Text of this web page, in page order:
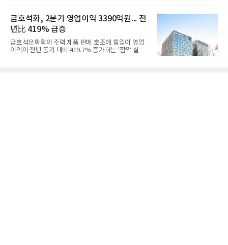
우호적인 환율 효과
라 투자에 나서는 것과 달리, 카카오는 ‘카카오톡’이
라는 플랫폼 경쟁력을 활용한 AI 에이전트 서비스에
집중하는 전략이다. 과거 무리한 사업 확장 과정에서
겪었던 시행착오를 되풀이하지 않고 핵심 역량에 집
중하겠다는 취지로 풀이된다.7일 업계에 따르면 카카
오는 올해 2분기 연결 기준 매출 2조985억원, 영업이
익 2770억원을 기록했다. 전년 동기 대비 매출과 영업
금호석화, 2분기 영업이익 3390억원... 전
년比 419% 급증
금호석유화학이 주력 제품 판매 호조에 힘입어 영업
이익이 전년 동기 대비 419.7% 증가하는 '깜짝 실